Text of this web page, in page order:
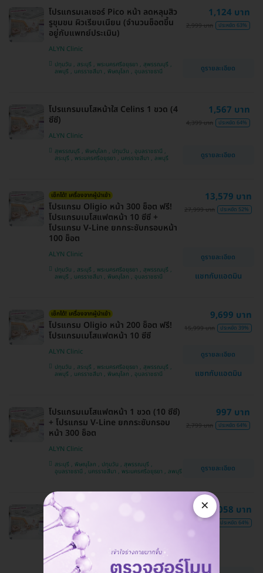
โปรแกรมเลเซอร์ Pico หน้า ลดหลุมสิว
รูขุมขน ผิวเรียบเนียน (จำนวนช็อตขึ้น
อยู่กับแพทย์ประเมิน)
ALYN Clinic
ปทุมวัน , สระบุรี , พระนครศรีอยุธยา , สุพรรณบุรี ,
ลพบุรี , นครราชสีมา , พิษณุโลก , อุบลราชธานี
1,124 บาท
2,999 บาท ประหยัด 63%
ดูรายละเอียด
โปรแกรมเมโสหน้าใส Celins 1 ขวด (4
ซีซี)
ALYN Clinic
สุพรรณบุรี , พิษณุโลก , ปทุมวัน , อุบลราชธานี ,
สระบุรี , พระนครศรีอยุธยา , นครราชสีมา , ลพบุรี
1,567 บาท
4,399 บาท ประหยัด 64%
ดูรายละเอียด
เช็กได้! เครื่องจากผู้นำเข้า
โปรแกรม Oligio หน้า 300 ช็อต ฟรี!
โปรแกรมเมโสแฟตหน้า 10 ซีซี +
โปรแกรม V-Line ยกกระชับกรอบหน้า
100 ช็อต
ALYN Clinic
ปทุมวัน , สระบุรี , พระนครศรีอยุธยา , สุพรรณบุรี ,
ลพบุรี , นครราชสีมา , พิษณุโลก , อุบลราชธานี
13,579 บาท
27,999 บาท ประหยัด 52%
ดูรายละเอียด
แชทกับแอดมิน
เช็กได้! เครื่องจากผู้นำเข้า
โปรแกรม Oligio หน้า 200 ช็อต ฟรี!
โปรแกรมเมโสแฟตหน้า 10 ซีซี
ALYN Clinic
ปทุมวัน , สระบุรี , พระนครศรีอยุธยา , สุพรรณบุรี ,
ลพบุรี , นครราชสีมา , พิษณุโลก , อุบลราชธานี
9,699 บาท
15,999 บาท ประหยัด 39%
ดูรายละเอียด
แชทกับแอดมิน
โปรแกรมเมโสแฟตหน้า 1 ขวด (10 ซีซี)
+ โปรแกรม V-Line ยกกระชับกรอบ
หน้า 300 ช็อต
ALYN Clinic
สระบุรี , พิษณุโลก , ปทุมวัน , สุพรรณบุรี ,
อุบลราชธานี , นครราชสีมา , พระนครศรีอยุธยา , ลพบุรี
997 บาท
2,799 บาท ประหยัด 64%
ดูรายละเอียด
โปรแกรมเมโสแฟต 2 ขวด (ขวดละ 10
ซีซี) (เลือก 1 จุด หน้า/เหนียง) ฟรี!
โปรแกรม V-Line ยกกระชับกรอบหน้า
200 ช็อต
ALYN Clinic
5,058 บาท
ประหยัด 64%
×